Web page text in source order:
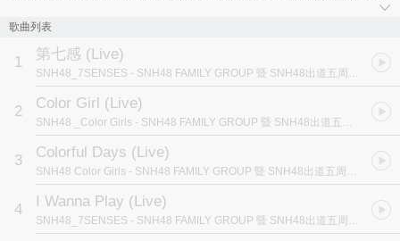
组合7SENSES 和Color Girls、重庆姐妹团CKG48、时尚矩阵Focus-
16的成员联袂献上专属表演。SNH48出道五周年纪念歌曲《我的世
代表感动演绎，为SNH48出道五周年系列庆祝活动画上温馨句号。
歌曲列表
1 第七感 (Live)
SNH48_7SENSES - SNH48 FAMILY GROUP 暨 SNH48出道五周年纪念演唱会 (上)
2 Color Girl (Live)
SNH48 _Color Girls - SNH48 FAMILY GROUP 暨 SNH48出道五周年纪念演唱会 (上)
3 Colorful Days (Live)
SNH48 Color Girls - SNH48 FAMILY GROUP 暨 SNH48出道五周年纪念演唱会 (上)
4 I Wanna Play (Live)
SNH48_7SENSES - SNH48 FAMILY GROUP 暨 SNH48出道五周年纪念演唱会 (上)